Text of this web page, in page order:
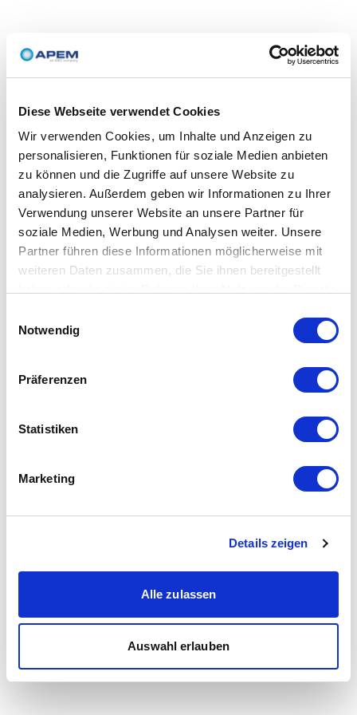
Diese Webseite verwendet Cookies
Wir verwenden Cookies, um Inhalte und Anzeigen zu
personalisieren, Funktionen für soziale Medien anbieten
zu können und die Zugriffe auf unsere Website zu
analysieren. Außerdem geben wir Informationen zu Ihrer
Verwendung unserer Website an unsere Partner für
soziale Medien, Werbung und Analysen weiter. Unsere
Partner führen diese Informationen möglicherweise mit
weiteren Daten zusammen, die Sie ihnen bereitgestellt
Notwendig
Präferenzen
Statistiken
Marketing
Details zeigen
Alle zulassen
Auswahl erlauben